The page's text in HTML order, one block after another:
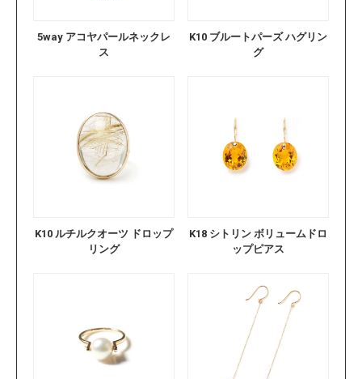
5way アコヤパールネックレ
ス
K10 ブルートパーズ ハグリン
グ
K10 ルチルクオーツ ドロップ
リング
K18 シトリン ボリュームドロ
ップピアス